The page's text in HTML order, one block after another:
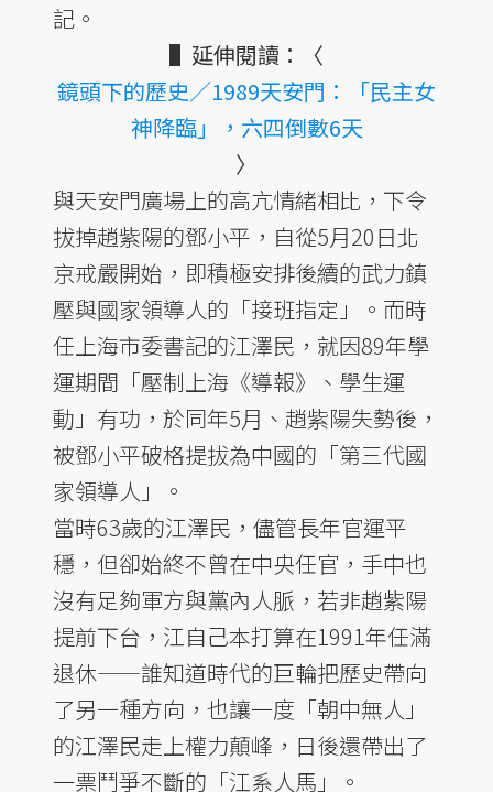
記。
▌延伸閱讀：〈
鏡頭下的歷史／1989天安門：「民主女
神降臨」，六四倒數6天
〉
與天安門廣場上的高亢情緒相比，下令
拔掉趙紫陽的鄧小平，自從5月20日北
京戒嚴開始，即積極安排後續的武力鎮
壓與國家領導人的「接班指定」。而時
任上海市委書記的江澤民，就因89年學
運期間「壓制上海《導報》、學生運
動」有功，於同年5月、趙紫陽失勢後，
被鄧小平破格提拔為中國的「第三代國
家領導人」。
當時63歲的江澤民，儘管長年官運平
穩，但卻始終不曾在中央任官，手中也
沒有足夠軍方與黨內人脈，若非趙紫陽
提前下台，江自己本打算在1991年任滿
退休——誰知道時代的巨輪把歷史帶向
了另一種方向，也讓一度「朝中無人」
的江澤民走上權力顛峰，日後還帶出了
一票鬥爭不斷的「江系人馬」。